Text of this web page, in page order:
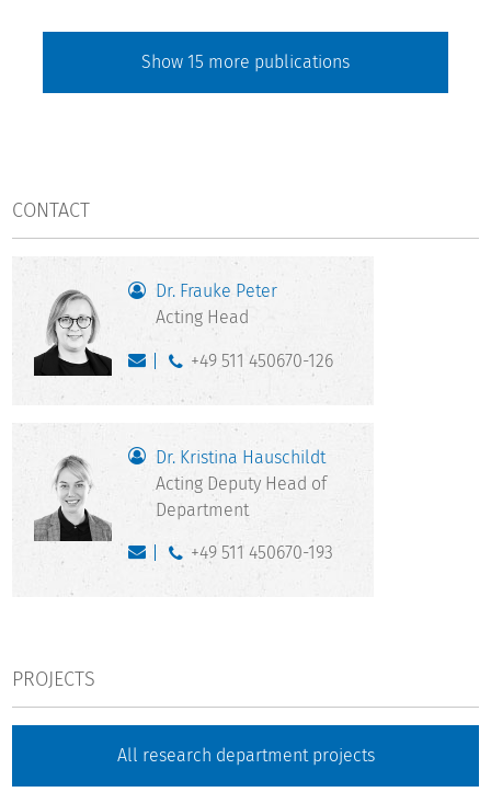
Show 15 more publications
CONTACT
Dr. Frauke Peter
Acting Head
+49 511 450670-126
Dr. Kristina Hauschildt
Acting Deputy Head of
Department
+49 511 450670-193
PROJECTS
All research department projects